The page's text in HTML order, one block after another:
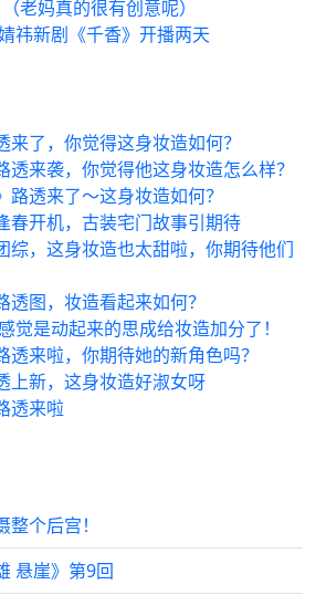
老妈真的很有创意呢）
祎新剧《千香》开播两天
了，你觉得这身妆造如何？
来袭，你觉得他这身妆造怎么样？
透来了～这身妆造如何？
春开机，古装宅门故事引期待
综，这身妆造也太甜啦，你期待他们
透图️，妆造看起来如何？
觉是动起来的思成给妆造加分了！
来啦，你期待她的新角色吗？
上新，这身妆造好淑女呀
透来啦
个后宫！
悬崖》第9回